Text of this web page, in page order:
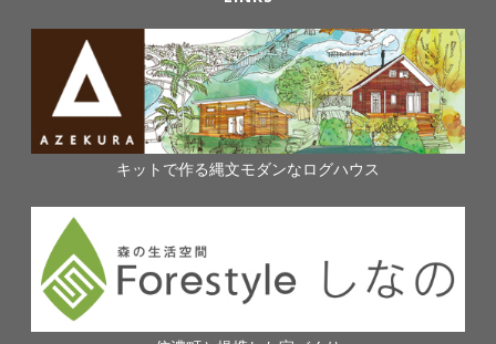
キットで作る縄文モダンなログハウス